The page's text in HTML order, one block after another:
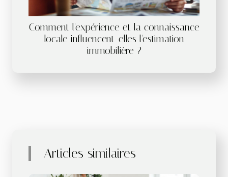
Comment l'expérience et la connaissance
locale influencent-elles l'estimation
immobilière ?
Articles similaires